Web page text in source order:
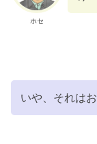
ホセ
いや、それは